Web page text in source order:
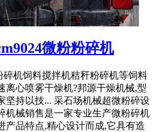
微粉粉碎机
碎机饲料搅拌机秸秆粉碎机等饲料
离心喷雾干燥机?邦源干燥机械,型
坚持以技... 采石场机械超微粉碎设
机械销售是一家专业生产微粉碎机
产品特点,精心设计而成,它具有造